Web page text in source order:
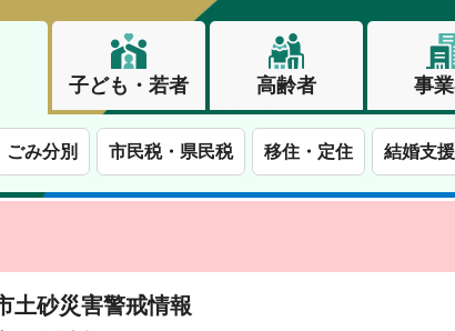
子ども・若者 高齢者 事
ごみ分別 市民税・県民税 移住・定住 結婚支援
土砂災害警戒情報